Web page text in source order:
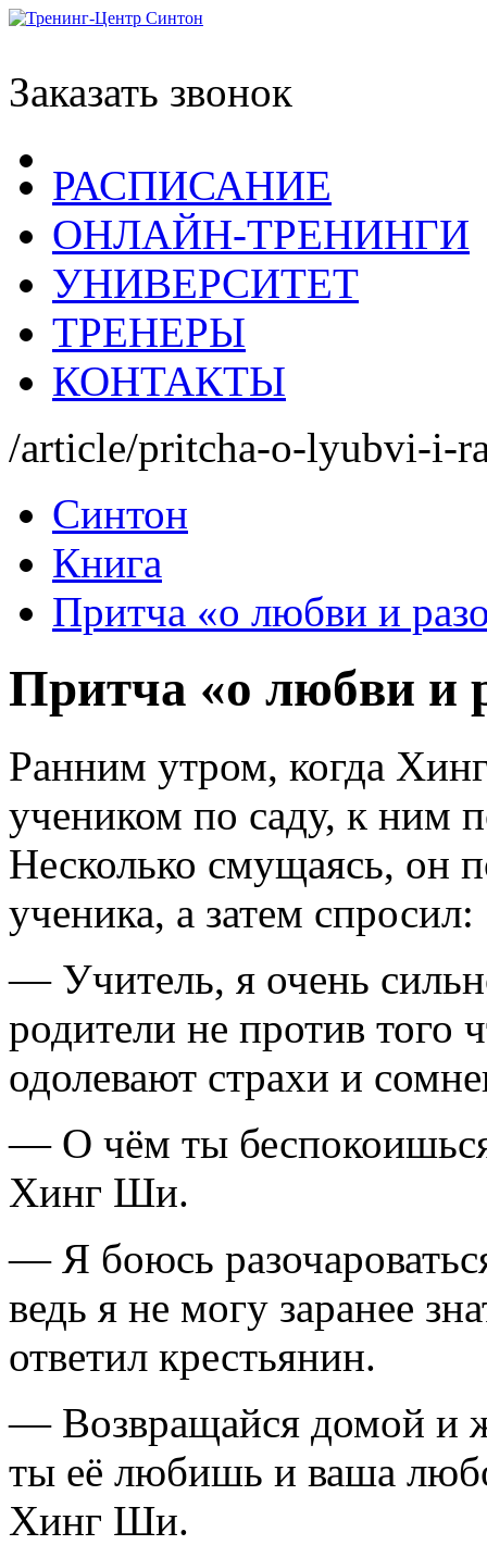
Заказать звонок
РАСПИСАНИЕ
ОНЛАЙН-ТРЕНИНГИ
УНИВЕРСИТЕТ
ТРЕНЕРЫ
КОНТАКТЫ
/article/pritcha-o-lyubvi-i-
Синтон
Книга
Притча «о любви и
Притча «о любви и
Ранним утром, когда
учеником по саду, к ним
Несколько смущаясь, он
ученика, а затем спросил:
— Учитель, я очень
родители не против
одолевают страхи и
— О чём ты
Хинг Ши.
— Я боюсь
ведь я не могу заранее
ответил крестьянин.
— Возвращайся домой и
ты её любишь и ваша
Хинг Ши.